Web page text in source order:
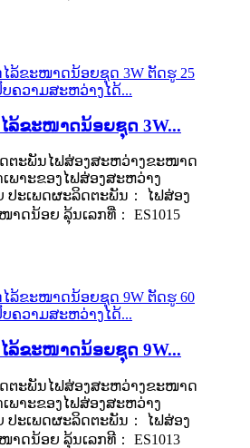
ລ້ຂະໜາດນ້ອຍຊຸດ 3W...
ຕະພັນໄຟສ່ອງສະຫວ່າງຂະໜາດ
ພາະຂອງໄຟສ່ອງສະຫວ່າງ
ະເພດຜະລິດຕະພັນ： ໄຟສ່ອງ
ດນ້ອຍ ລຸ້ນເລກທີ່： ES1015
ລ້ຂະໜາດນ້ອຍຊຸດ 9W...
ຕະພັນໄຟສ່ອງສະຫວ່າງຂະໜາດ
ພາະຂອງໄຟສ່ອງສະຫວ່າງ
ະເພດຜະລິດຕະພັນ： ໄຟສ່ອງ
ດນ້ອຍ ລຸ້ນເລກທີ： ES1013